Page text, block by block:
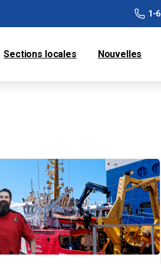
1-
Sections locales Nouvelles